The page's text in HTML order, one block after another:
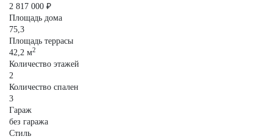
2 817 000 ₽
Площадь дома
75,3
Площадь террасы
42,2 м2
Количество этажей
2
Количество спален
3
Гараж
без гаража
Стиль